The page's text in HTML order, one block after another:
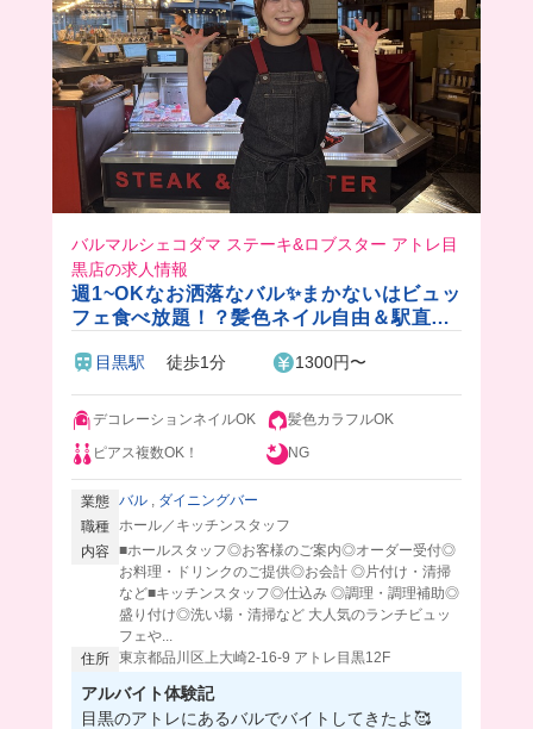
バルマルシェコダマ ステーキ&ロブスター アトレ目
黒店の求人情報
週1~OKなお洒落なバル✨まかないはビュッ
フェ食べ放題！？髪色ネイル自由＆駅直結
目黒駅 徒歩1分 1300円〜
デコレーションネイルOK
髪色カラフルOK
ピアス複数OK！
NG
業態 バル
ダイニングバー
職種
ホール／キッチンスタッフ
内容 ■ホールスタッフ◎お客様のご案内◎オーダー受付◎
お料理・ドリンクのご提供◎お会計 ◎片付け・清掃
など■キッチンスタッフ◎仕込み ◎調理・調理補助◎
盛り付け◎洗い場・清掃など 大人気のランチビュッ
フェや...
住所 東京都品川区上大崎2-16-9 アトレ目黒12F
アルバイト体験記
目黒のアトレにあるバルでバイトしてきたよ🥰